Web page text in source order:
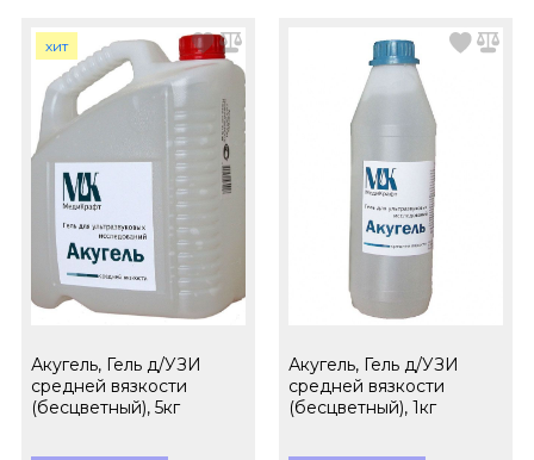
хит
Акугель, Гель д/УЗИ
средней вязкости
(бесцветный), 5кг
Акугель, Гель д/УЗИ
средней вязкости
(бесцветный), 1кг